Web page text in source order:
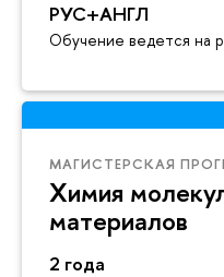
РУС+АНГЛ
Обучение ведется на
МАГИСТЕРСКАЯ
Химия
материалов
2 года